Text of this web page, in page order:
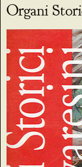
Organi